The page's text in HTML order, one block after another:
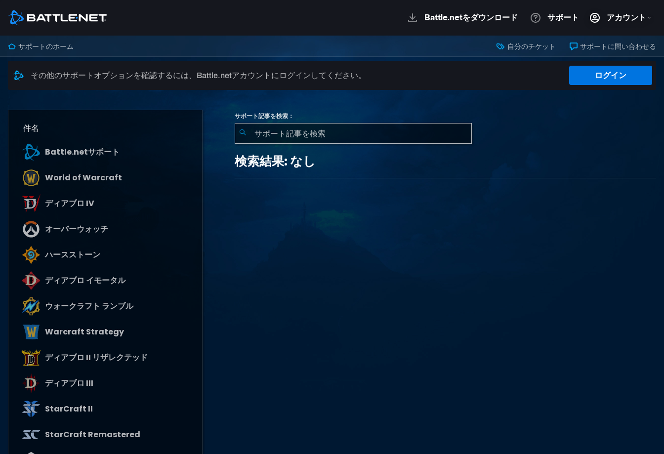
サポートのホーム 自分のチケット サポートに問い合わせる
その他のサポートオプションを確認するには、Battle.netアカウントにログインしてください。 ログイン
件名
Battle.netサポート
World of Warcraft
ディアブロ IV
オーバーウォッチ
ハースストーン
ディアブロ イモータル
ウォークラフト ランブル
Warcraft Strategy
ディアブロ II リザレクテッド
ディアブロ III
StarCraft II
StarCraft Remastered
サポート記事を検索：
結
果:
検索結果: なし